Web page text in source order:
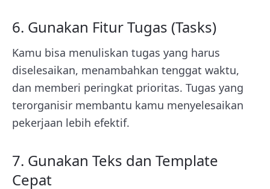
6. Gunakan Fitur Tugas (Tasks)
Kamu bisa menuliskan tugas yang harus
diselesaikan, menambahkan tenggat waktu,
dan memberi peringkat prioritas. Tugas yang
terorganisir membantu kamu menyelesaikan
pekerjaan lebih efektif.
7. Gunakan Teks dan Template
Cepat